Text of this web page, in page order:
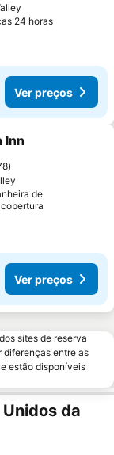
24 horasVer
Ver preços
favoritos
Inn
de
Ver preços
sites de reserva
diferenças entre as
estão disponíveis
da